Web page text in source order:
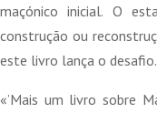
maçónico inicial. O
construção ou
este livro lança o desafio.
«’Mais um livro sobre